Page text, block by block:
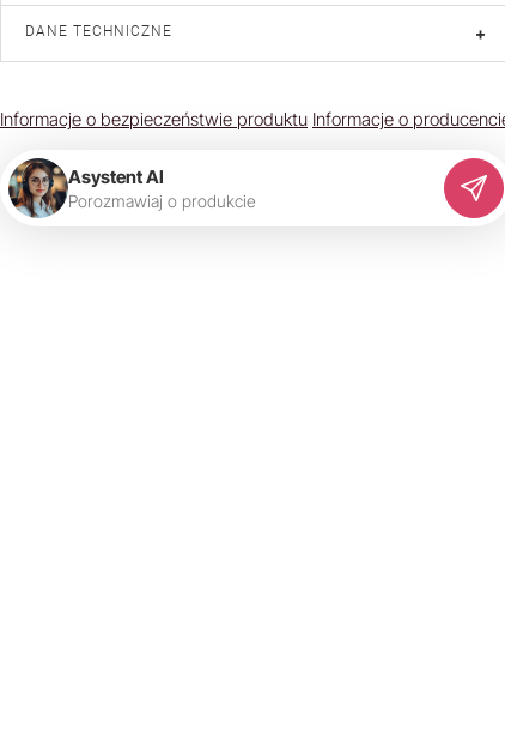
DANE TECHNICZNE +
Informacje o bezpieczeństwie produktu Informacje o
Asystent AI
Porozmawiaj o produkcie